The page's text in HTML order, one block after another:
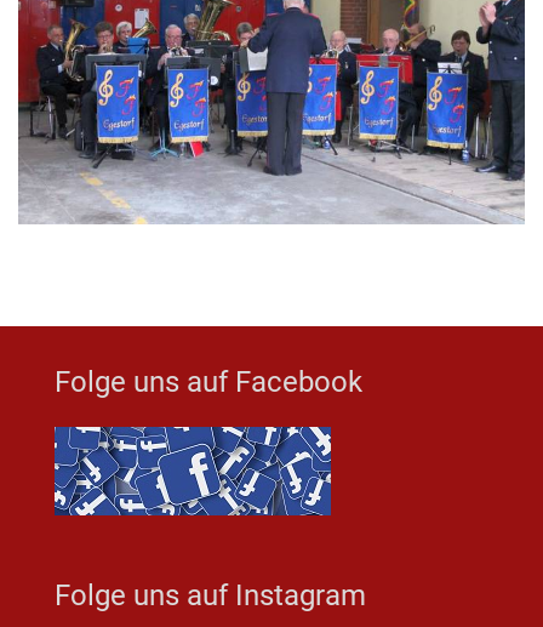
Folge uns auf Facebook
Folge uns auf Instagram